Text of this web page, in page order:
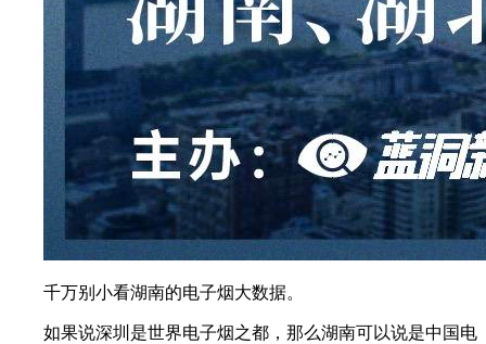
千万别小看湖南的电子烟大数据。
如果说深圳是世界电子烟之都，那么湖南可以说是中国电